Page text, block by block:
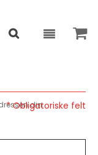
din.